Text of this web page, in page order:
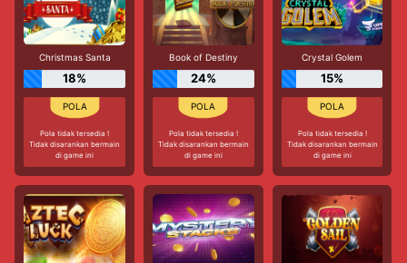
Christmas Santa
18%
Pola tidak tersedia !
Tidak disarankan bermain
di game ini
Book of Destiny
24%
Pola tidak tersedia !
Tidak disarankan bermain
di game ini
Crystal Golem
15%
Pola tidak tersedia !
Tidak disarankan bermain
di game ini